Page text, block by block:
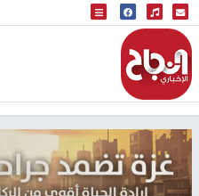
البث المباشر
إذاعة النجاح